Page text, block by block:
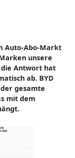
Auto-Abo-Markt
unsere
die Antwort hat
ab. BYD
gesamte
mit dem